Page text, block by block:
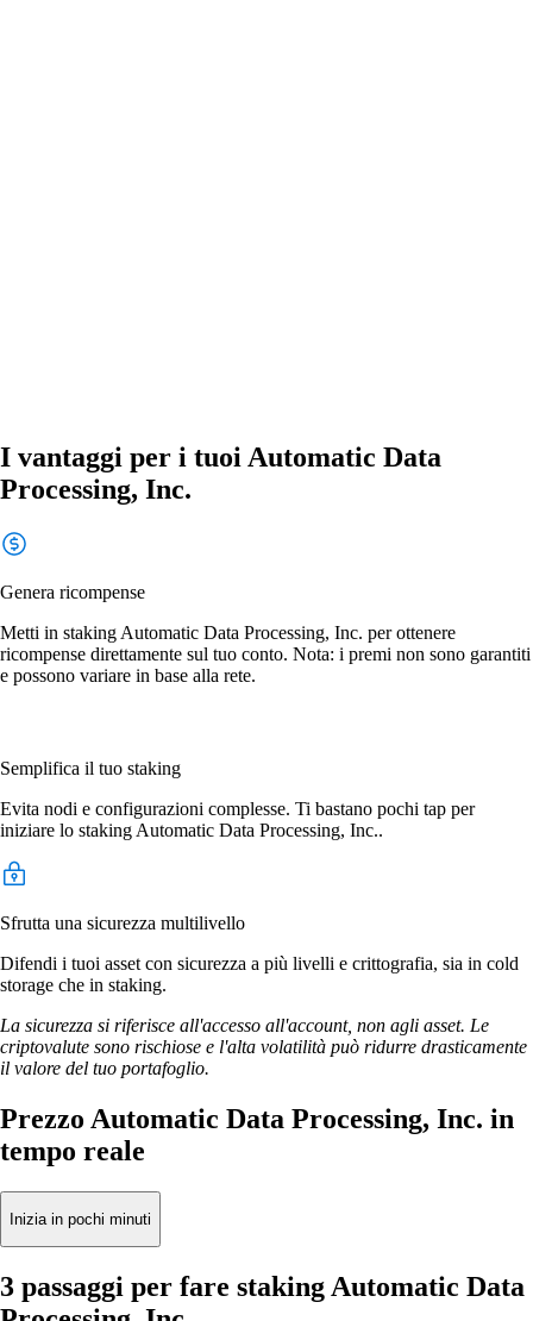
I vantaggi per i tuoi Automatic Data
Processing, Inc.
Genera ricompense
Metti in staking Automatic Data Processing, Inc. per ottenere
ricompense direttamente sul tuo conto. Nota: i premi non sono garantiti
e possono variare in base alla rete.
Semplifica il tuo staking
Evita nodi e configurazioni complesse. Ti bastano pochi tap per
iniziare lo staking Automatic Data Processing, Inc..
Sfrutta una sicurezza multilivello
Difendi i tuoi asset con sicurezza a più livelli e crittografia, sia in cold
storage che in staking.
La sicurezza si riferisce all'accesso all'account, non agli asset. Le
criptovalute sono rischiose e l'alta volatilità può ridurre drasticamente
il valore del tuo portafoglio.
Prezzo Automatic Data Processing, Inc. in
tempo reale
Inizia in pochi minuti
3 passaggi per fare staking Automatic Data